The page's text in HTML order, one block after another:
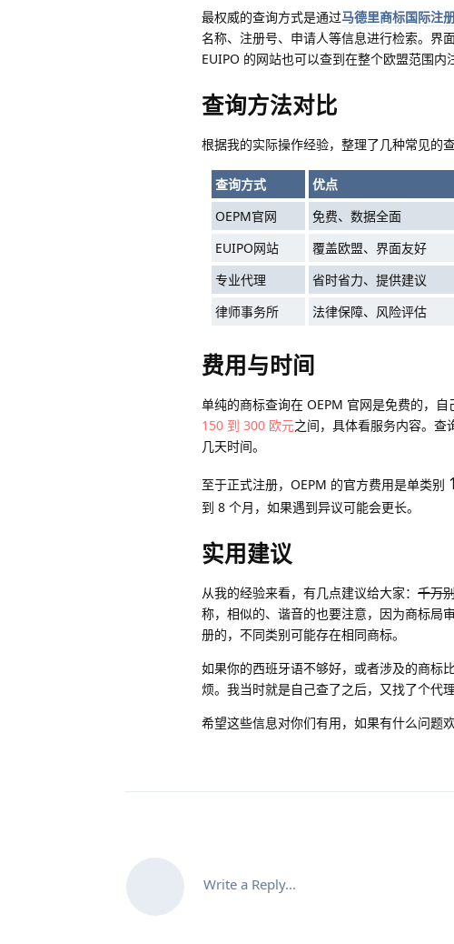
最权威的查询方式是通过马德里商标国际注
名称、注册号、申请人等信息进行检索。界
EUIPO 的网站也可以查到在整个欧盟范围内
查询方法对比
根据我的实际操作经验，整理了几种常见的查
查询方式 优点
OEPM官网
免费、数据全面
EUIPO网站
覆盖欧盟、界面友好
专业代理
省时省力、提供建议
律师事务所
法律保障、风险评估
费用与时间
单纯的商标查询在 OEPM 官网是免费的，自
150 到 300 欧元之间，具体看服务内容。查
几天时间。
至于正式注册，OEPM 的官方费用是单类别
到 8 个月，如果遇到异议可能会更长。
实用建议
从我的经验来看，有几点建议给大家： 千万
称，相似的、谐音的也要注意，因为商标局
册的，不同类别可能存在相同商标。
如果你的西班牙语不够好，或者涉及的商标
烦。我当时就是自己查了之后，又找了个代
希望这些信息对你们有用，如果有什么问题
Write a Reply...